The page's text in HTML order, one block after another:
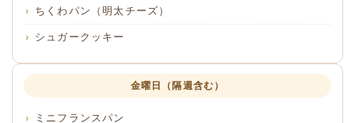
ちくわパン（明太チーズ）
シュガークッキー
金曜日（隔週含む）
ミニフランスパン